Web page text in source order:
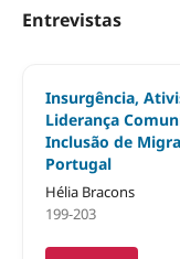
Entrevistas
Insurgência,
Liderança
Inclusão de
Portugal
Hélia Bracons
199-203